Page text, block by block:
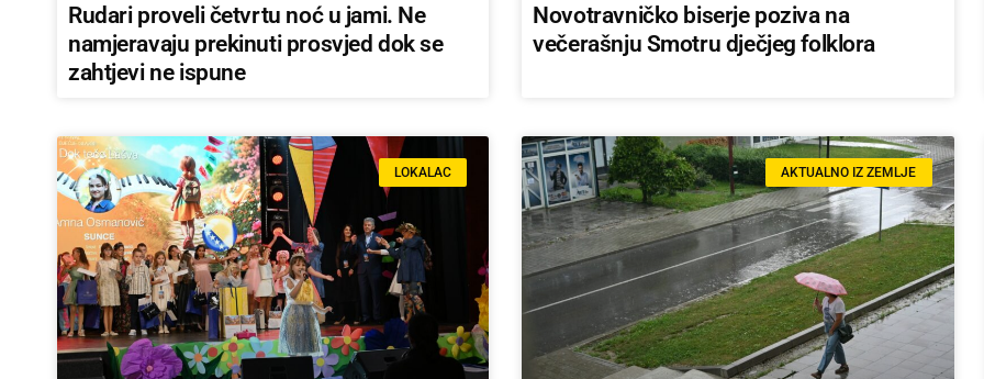
Rudari proveli četvrtu noć u jami. Ne
namjeravaju prekinuti prosvjed dok se
zahtjevi ne ispune
Novotravničko biserje poziva na
večerašnju Smotru dječjeg folklora
LOKALAC AKTUALNO IZ ZEMLJE